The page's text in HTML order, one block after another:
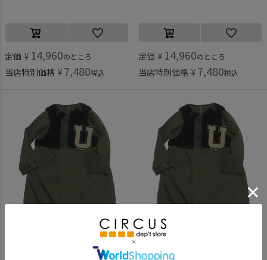
定価 ¥ 14,960のところ
当店特別価格 ¥ 7,480税込
定価 ¥ 14,960のところ
当店特別価格 ¥ 7,480税込
デニムアンドダンガリー